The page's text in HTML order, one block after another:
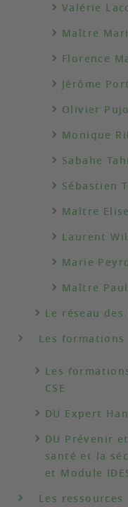
Valérie
Maître
Florence
Jérôme
Olivier
Monique
Sabahe
Sébastien
Maître
Laurent
Marie
Maître
Le réseau
Les formations
Les
CSE
DU Expert
DU Prévenir
santé et la
et Module
Les ressources